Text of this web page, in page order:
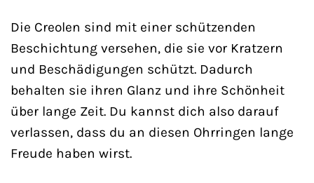
Die Creolen sind mit einer schützenden
Beschichtung versehen, die sie vor Kratzern
und Beschädigungen schützt. Dadurch
behalten sie ihren Glanz und ihre Schönheit
über lange Zeit. Du kannst dich also darauf
verlassen, dass du an diesen Ohrringen lange
Freude haben wirst.